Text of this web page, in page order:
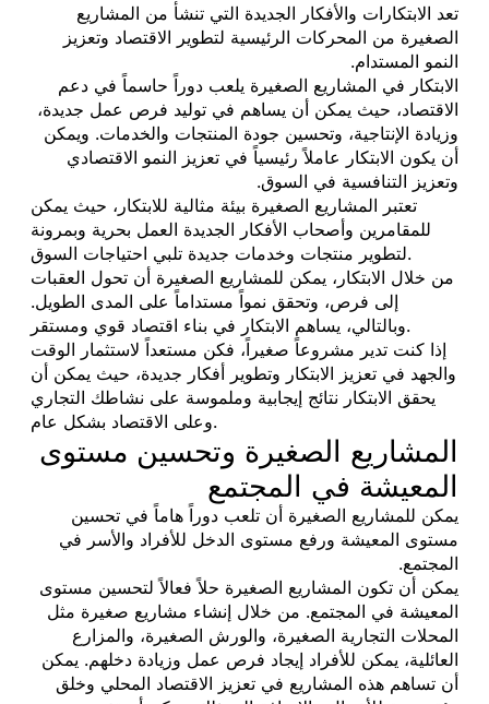
تعد الابتكارات والأفكار الجديدة التي تنشأ من المشاريع
الصغيرة من المحركات الرئيسية لتطوير الاقتصاد وتعزيز
النمو المستدام.
الابتكار في المشاريع الصغيرة يلعب دوراً حاسماً في دعم
الاقتصاد، حيث يمكن أن يساهم في توليد فرص عمل جديدة،
وزيادة الإنتاجية، وتحسين جودة المنتجات والخدمات. ويمكن
أن يكون الابتكار عاملاً رئيسياً في تعزيز النمو الاقتصادي
وتعزيز التنافسية في السوق.
تعتبر المشاريع الصغيرة بيئة مثالية للابتكار، حيث يمكن
للمقامرين وأصحاب الأفكار الجديدة العمل بحرية وبمرونة
لتطوير منتجات وخدمات جديدة تلبي احتياجات السوق.
من خلال الابتكار، يمكن للمشاريع الصغيرة أن تحول العقبات
إلى فرص، وتحقق نمواً مستداماً على المدى الطويل.
وبالتالي، يساهم الابتكار في بناء اقتصاد قوي ومستقر.
إذا كنت تدير مشروعاً صغيراً، فكن مستعداً لاستثمار الوقت
والجهد في تعزيز الابتكار وتطوير أفكار جديدة، حيث يمكن أن
يحقق الابتكار نتائج إيجابية وملموسة على نشاطك التجاري
وعلى الاقتصاد بشكل عام.
المشاريع الصغيرة وتحسين مستوى
المعيشة في المجتمع
يمكن للمشاريع الصغيرة أن تلعب دوراً هاماً في تحسين
مستوى المعيشة ورفع مستوى الدخل للأفراد والأسر في
المجتمع.
يمكن أن تكون المشاريع الصغيرة حلاً فعالاً لتحسين مستوى
المعيشة في المجتمع. من خلال إنشاء مشاريع صغيرة مثل
المحلات التجارية الصغيرة، والورش الصغيرة، والمزارع
العائلية، يمكن للأفراد إيجاد فرص عمل وزيادة دخلهم. يمكن
أن تساهم هذه المشاريع في تعزيز الاقتصاد المحلي وخلق